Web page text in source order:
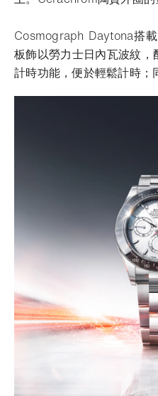
Cosmograph Daytona搭
板飾以勞力士日內瓦波紋
計時功能，便於輕鬆計時；